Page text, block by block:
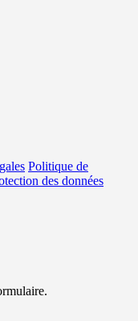
Politique de
des données